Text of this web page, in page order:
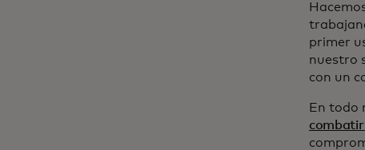
primer
nuestro
con un
En todo
combatir